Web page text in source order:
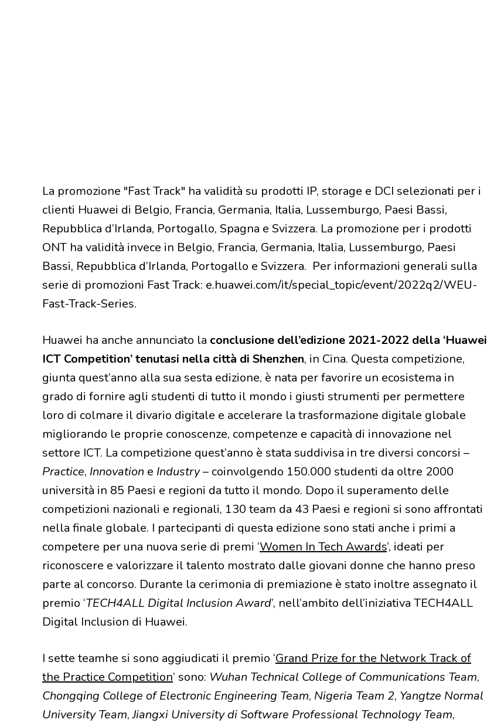
La promozione "Fast Track" ha validità su prodotti IP, storage e DCI selezionati per i
clienti Huawei di Belgio, Francia, Germania, Italia, Lussemburgo, Paesi Bassi,
Repubblica d’Irlanda, Portogallo, Spagna e Svizzera. La promozione per i prodotti
ONT ha validità invece in Belgio, Francia, Germania, Italia, Lussemburgo, Paesi
Bassi, Repubblica d’Irlanda, Portogallo e Svizzera. Per informazioni generali sulla
serie di promozioni Fast Track: e.huawei.com/it/special_topic/event/2022q2/WEU-
Fast-Track-Series.
Huawei ha anche annunciato la conclusione dell’edizione 2021-2022 della ‘Huawei
ICT Competition’ tenutasi nella città di Shenzhen, in Cina. Questa competizione,
giunta quest’anno alla sua sesta edizione, è nata per favorire un ecosistema in
grado di fornire agli studenti di tutto il mondo i giusti strumenti per permettere
loro di colmare il divario digitale e accelerare la trasformazione digitale globale
migliorando le proprie conoscenze, competenze e capacità di innovazione nel
settore ICT. La competizione quest’anno è stata suddivisa in tre diversi concorsi –
Practice, Innovation e Industry– coinvolgendo 150.000 studenti da oltre 2000
università in 85 Paesi e regioni da tutto il mondo. Dopo il superamento delle
competizioni nazionali e regionali, 130 team da 43 Paesi e regioni si sono affrontati
nella finale globale. I partecipanti di questa edizione sono stati anche i primi a
competere per una nuova serie di premi ‘Women In Tech Awards’, ideati per
riconoscere e valorizzare il talento mostrato dalle giovani donne che hanno preso
parte al concorso. Durante la cerimonia di premiazione è stato inoltre assegnato il
premio ‘TECH4ALL Digital Inclusion Award’, nell’ambito dell’iniziativa TECH4ALL
Digital Inclusion di Huawei.
I sette teamhe si sono aggiudicati il premio ‘Grand Prize for the Network Track of
the Practice Competition’ sono: Wuhan Technical College of Communications Team,
Chongqing College of Electronic Engineering Team, Nigeria Team 2, Yangtze Normal
University Team,Jiangxi University di Software Professional Technology Team,